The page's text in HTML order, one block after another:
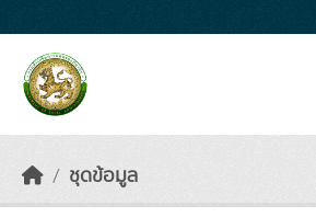
ชุดข้อมูล